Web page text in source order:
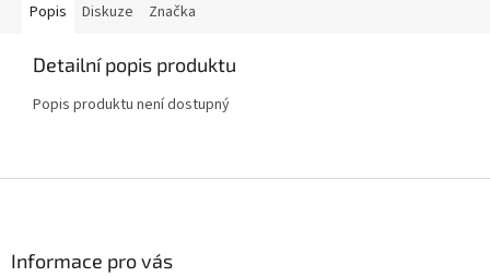
Popis Diskuze Značka
Detailní popis produktu
Popis produktu není dostupný
Informace pro vás